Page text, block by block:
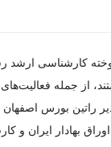
کارشناسی ارشد
از جمله
و مدیر راتین بورس
بهادار ایران و